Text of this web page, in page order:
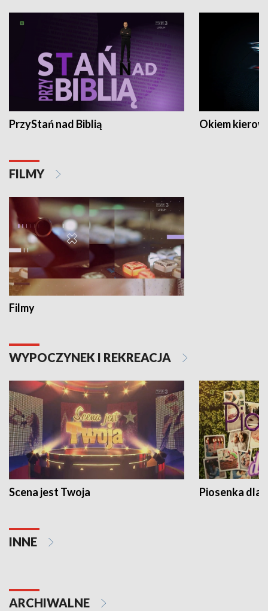
PrzyStań nad Biblią Okiem
FILMY
Filmy
WYPOCZYNEK I REKREACJA
Scena jest Twoja Piosenka dla
INNE
ARCHIWALNE